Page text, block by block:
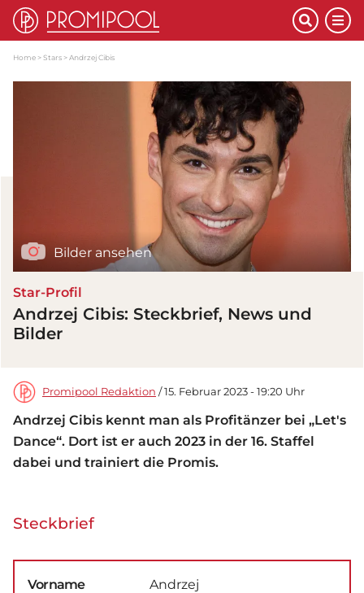
Home Stars Andrzej Cibis
Bilder ansehen
Star-Profil
Andrzej Cibis: Steckbrief, News und
Bilder
Promipool Redaktion / 15. Februar 2023 - 19:20 Uhr
Andrzej Cibis kennt man als Profitänzer bei „Let's
Dance“. Dort ist er auch 2023 in der 16. Staffel
dabei und trainiert die Promis.
Steckbrief
Vorname Andrzej